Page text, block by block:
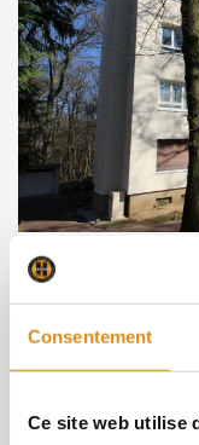
Consentement
Ce site web utilise
Réalisation de
ensemble